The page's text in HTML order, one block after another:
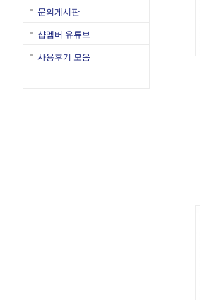
문의게시판
샵멤버 유튜브
사용후기 모음